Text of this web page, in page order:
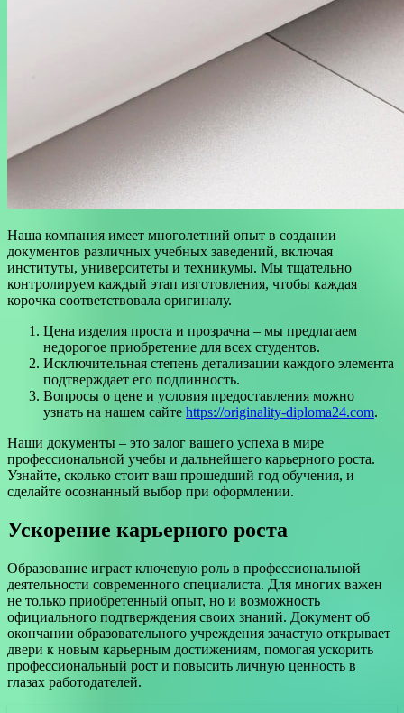
Наша компания имеет многолетний опыт в создании
документов различных учебных заведений, включая
институты, университеты и техникумы. Мы тщательно
контролируем каждый этап изготовления, чтобы каждая
корочка соответствовала оригиналу.
Цена изделия проста и прозрачна – мы предлагаем
недорогое приобретение для всех студентов.
Исключительная степень детализации каждого элемента
подтверждает его подлинность.
Вопросы о цене и условия предоставления можно
узнать на нашем сайте https://originality-diploma24.com.
Наши документы – это залог вашего успеха в мире
профессиональной учебы и дальнейшего карьерного роста.
Узнайте, сколько стоит ваш прошедший год обучения, и
сделайте осознанный выбор при оформлении.
Ускорение карьерного роста
Образование играет ключевую роль в профессиональной
деятельности современного специалиста. Для многих важен
не только приобретенный опыт, но и возможность
официального подтверждения своих знаний. Документ об
окончании образовательного учреждения зачастую открывает
двери к новым карьерным достижениям, помогая ускорить
профессиональный рост и повысить личную ценность в
глазах работодателей.